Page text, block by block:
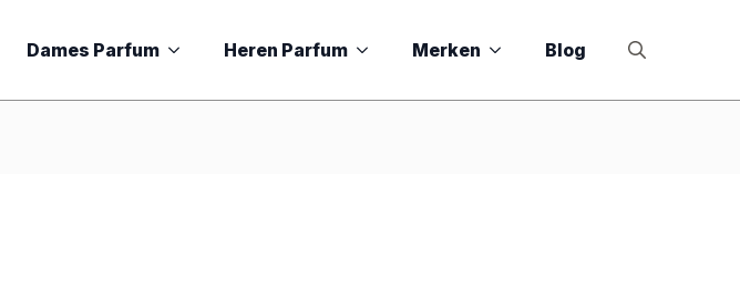
Dames Parfum Heren Parfum Merken
Blog